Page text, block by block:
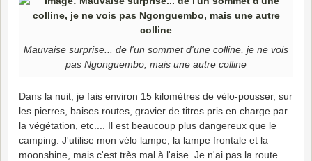
Mauvaise surprise... de l'un sommet d'une colline, je ne vois
pas Ngonguembo, mais une autre colline
Dans la nuit, je fais environ 15 kilomètres de vélo-pousser, sur
les pierres, baises routes, gravier de titres pris en charge par
la végétation, etc.... Il est beaucoup plus dangereux que le
camping. J'utilise mon vélo lampe, la lampe frontale et la
moonshine, mais c'est très mal à l'aise. Je n'ai pas la route